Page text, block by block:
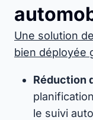
Une solution
bien déployée
Réduction
le suivi